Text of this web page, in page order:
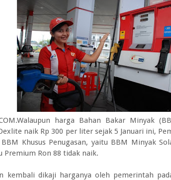
harga Bahan Bakar Minyak
naik Rp 300 per liter sejak 5 Januari ini,
Khusus Penugasan, yaitu BBM Minyak
Premium Ron 88 tidak naik.
kembali dikaji harganya oleh pemerintah